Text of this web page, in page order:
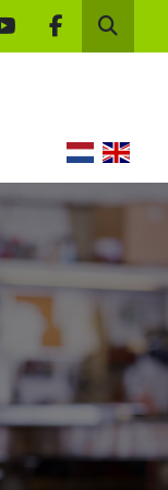
youtubefacebook
Zoek